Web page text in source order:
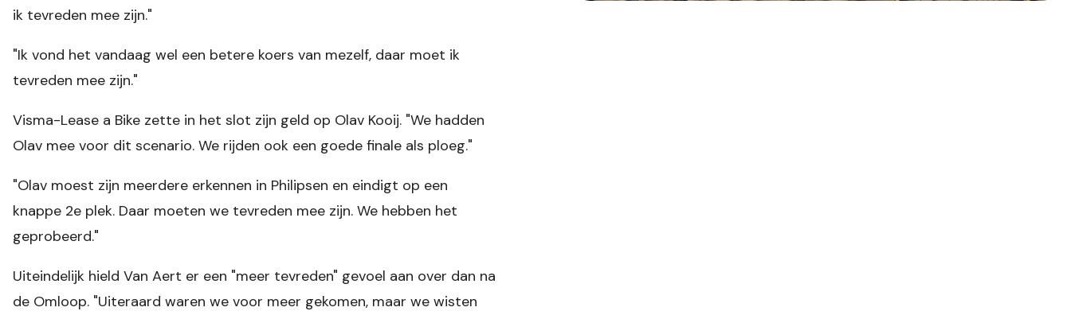
ik tevreden mee zijn."
"Ik vond het vandaag wel een betere koers van mezelf, daar moet ik
tevreden mee zijn."
Visma-Lease a Bike zette in het slot zijn geld op Olav Kooij. "We hadden
Olav mee voor dit scenario. We rijden ook een goede finale als ploeg."
"Olav moest zijn meerdere erkennen in Philipsen en eindigt op een
knappe 2e plek. Daar moeten we tevreden mee zijn. We hebben het
geprobeerd."
Uiteindelijk hield Van Aert er een "meer tevreden" gevoel aan over dan na
de Omloop. "Uiteraard waren we voor meer gekomen, maar we wisten